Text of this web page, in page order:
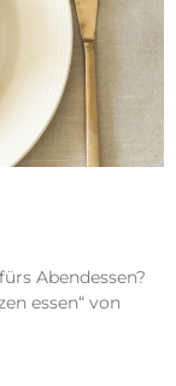
Abendessen?
essen“ von